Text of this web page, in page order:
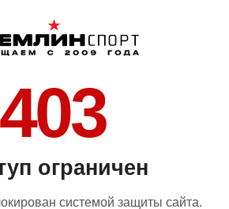
403
ограничен
системой защиты сайта.